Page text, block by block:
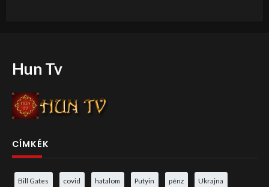
Hun Tv
CÍMKÉK
Bill Gates covid hatalom Putyin pénz Ukrajna